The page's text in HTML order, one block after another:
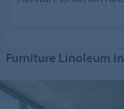
Furniture Linoleum